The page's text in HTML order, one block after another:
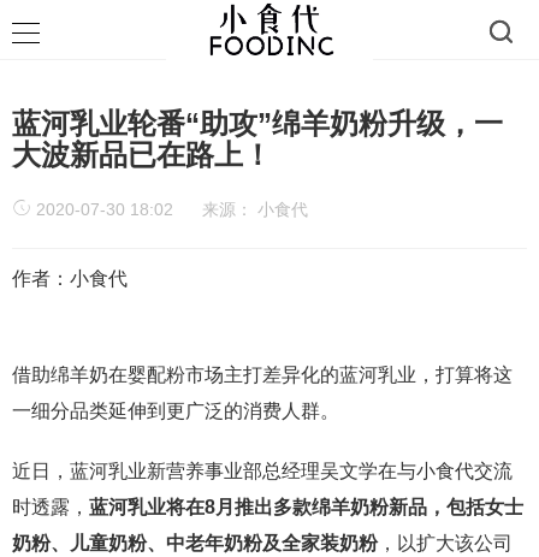
蓝河乳业轮番“助攻”绵羊奶粉升级，一
大波新品已在路上！
2020-07-30 18:02 来源： 小食代
作者：小食代
借助绵羊奶在婴配粉市场主打差异化的蓝河乳业，打算将这
一细分品类延伸到更广泛的消费人群。
近日，蓝河乳业新营养事业部总经理吴文学在与小食代交流
时透露， 蓝河乳业将在8月推出多款绵羊奶粉新品，包括女士
奶粉、儿童奶粉、中老年奶粉及全家装奶粉，以扩大该公司